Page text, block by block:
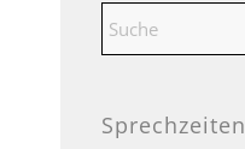
Sprechzeiten